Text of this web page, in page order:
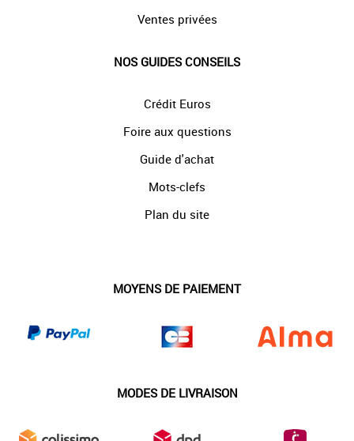
Ventes privées
NOS GUIDES CONSEILS
Crédit Euros
Foire aux questions
Guide d'achat
Mots-clefs
Plan du site
MOYENS DE PAIEMENT
MODES DE LIVRAISON